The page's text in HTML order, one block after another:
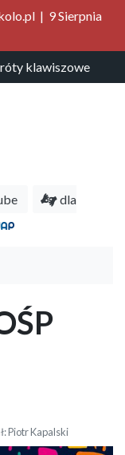
| 9 Sierpnia
klawiszowe
dla
Piotr Kapalski